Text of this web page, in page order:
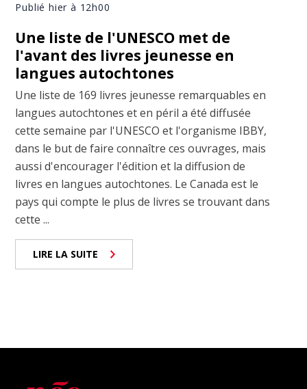
Publié hier à 12h00
Une liste de l'UNESCO met de
l'avant des livres jeunesse en
langues autochtones
Une liste de 169 livres jeunesse remarquables en
langues autochtones et en péril a été diffusée
cette semaine par l'UNESCO et l'organisme IBBY,
dans le but de faire connaître ces ouvrages, mais
aussi d'encourager l'édition et la diffusion de
livres en langues autochtones. Le Canada est le
pays qui compte le plus de livres se trouvant dans
cette ...
LIRE LA SUITE